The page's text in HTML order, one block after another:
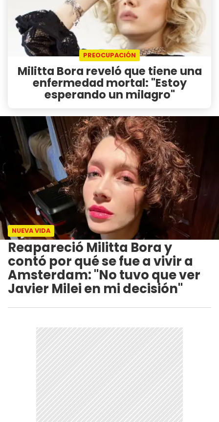
PREOCUPACIÓN
Militta Bora reveló que tiene una
enfermedad mortal: "Estoy
esperando un milagro"
NUEVA VIDA
Reapareció Militta Bora y
contó por qué se fue a vivir a
Amsterdam: "No tuvo que ver
Javier Milei en mi decisión"